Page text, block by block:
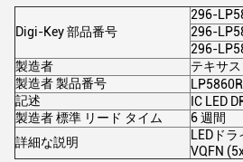
Digi-Key 部品番号
296-
296-
296-
製造者
テキサ
製造者 製品番号
記述
IC LED
製造者 標準 リード タイム
6 週間
詳細な説明
LEDド
VQFN